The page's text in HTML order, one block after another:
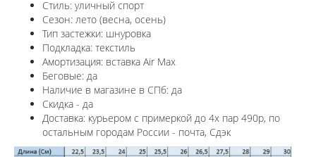
Стиль: уличный спорт
Сезон: лето (весна, осень)
Тип застежки: шнуровка
Подкладка: текстиль
Амортизация: вставка Air Max
Беговые: да
Наличие в магазине в СПб: да
Скидка - да
Доставка: курьером с примеркой до 4х пар 490р, по
остальным городам России - почта, Сдэк